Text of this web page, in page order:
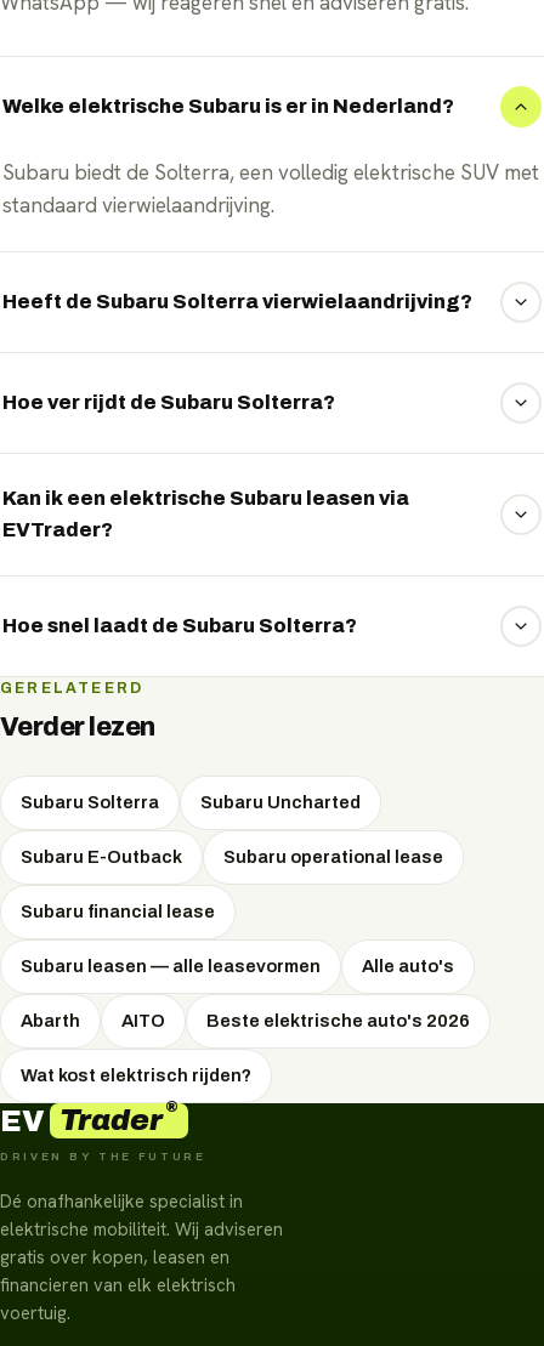
Welke elektrische Subaru is er in Nederland?
Subaru biedt de Solterra, een volledig elektrische SUV met
standaard vierwielaandrijving.
Heeft de Subaru Solterra vierwielaandrijving?
standaard permanente vierwielaandrijving.
Hoe ver rijdt de Subaru Solterra?
rond de 500 kilometer, afhankelijk van rijstijl en
omstandigheden.
Kan ik een elektrische Subaru leasen via
EVTrader?
lease, private lease of koop, onafhankelijk en met de
WhatsApp.
Hoe snel laadt de Subaru Solterra?
De Solterra laadt aan snellader tot circa 150 kW, goed
voor ongeveer dertig minuten van 10 naar 80 procent
GERELATEERD
Verder lezen
Subaru Solterra Subaru Uncharted
Subaru E-Outback Subaru operational lease
Subaru financial lease
Subaru leasen — alle leasevormen Alle auto's
Abarth AITO Beste elektrische auto's 2026
Wat kost elektrisch rijden?
EV Trader®
DRIVEN BY THE FUTURE
Dé onafhankelijke specialist in
elektrische mobiliteit. Wij adviseren
gratis over kopen, leasen en
financieren van elk elektrisch
voertuig.